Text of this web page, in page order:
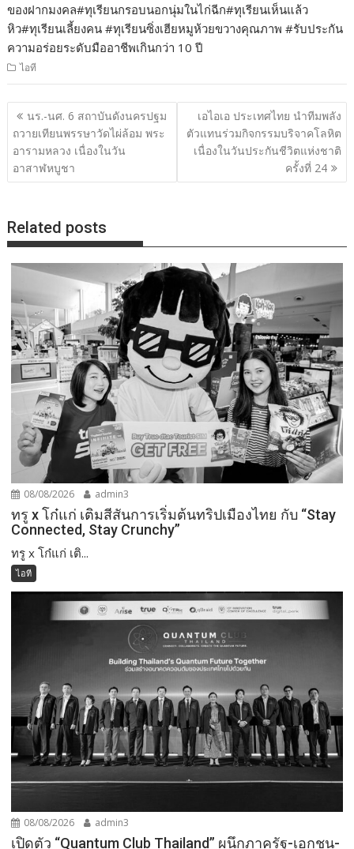
ของฝากมงคล#ทุเรียนกรอบนอกนุ่มในไก่ฉีก#ทุเรียนเห็นแล้ว
หิว#ทุเรียนเลี้ยงคน #ทุเรียนซิ่งเฮียหมูห้วยขวางคุณภาพ #รับประกัน
ความอร่อยระดับมืออาชีพเกินกว่า 10 ปี
ไอที
แนะแนว
เรื่อง
นร.-นศ. 6 สถาบันดังนครปฐม
ถวายเทียนพรรษาวัดไผ่ล้อม พระ
อารามหลวง เนื่องในวัน
อาสาฬหบูชา
เอไอเอ ประเทศไทย นำทีมพลัง
ตัวแทนร่วมกิจกรรมบริจาคโลหิต
เนื่องในวันประกันชีวิตแห่งชาติ
ครั้งที่ 24
Related posts
08/08/2026 admin3
ทรู x โก๋แก่ เติมสีสันการเริ่มต้นทริปเมืองไทย กับ “Stay
Connected, Stay Crunchy”
ทรู x โก๋แก่ เติ...
ไอที
08/08/2026 admin3
เปิดตัว “Quantum Club Thailand” ผนึกภาครัฐ-เอกชน-